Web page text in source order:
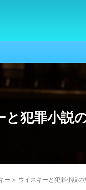
と犯罪小説
ー > ウイスキーと犯罪小説